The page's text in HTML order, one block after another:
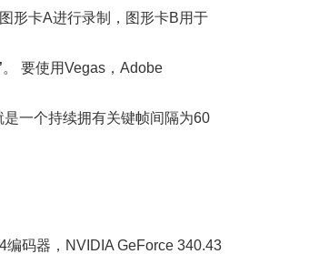
形卡A进行录制，图形卡B用于
。 要使用Vegas，Adobe
一个持续拥有关键帧间隔为60
码器，NVIDIA GeForce 340.43